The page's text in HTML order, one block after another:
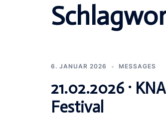
6. JANUAR 2026 MESSAGES
21.02.2026 ·
Festival